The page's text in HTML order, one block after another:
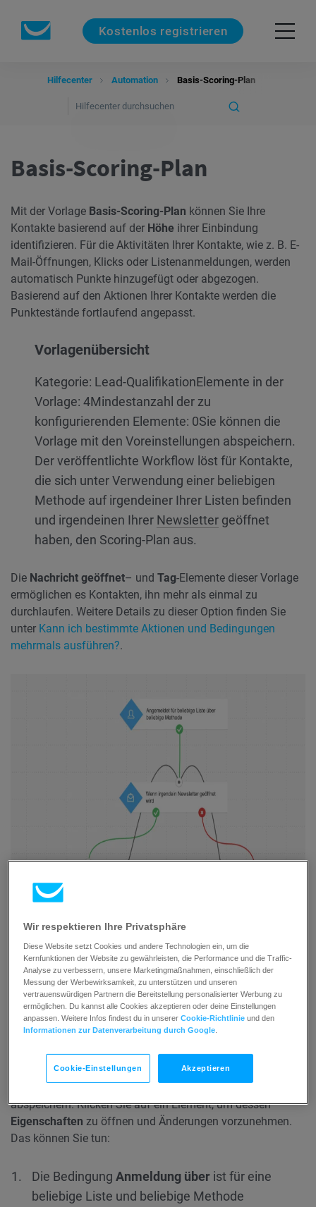
Kostenlos registrieren
Hilfecenter Automation Basis-Scoring-Plan
Basis-Scoring-Plan
Mit der Vorlage Basis-Scoring-Plan können Sie Ihre
Kontakte basierend auf der Höhe ihrer Einbindung
identifizieren. Für die Aktivitäten Ihrer Kontakte, wie z. B. E-
Mail-Öffnungen, Klicks oder Listenanmeldungen, werden
automatisch Punkte hinzugefügt oder abgezogen.
Basierend auf den Aktionen Ihrer Kontakte werden die
Punktestände fortlaufend angepasst.
Vorlagenübersicht
Kategorie: Lead-QualifikationElemente in der
Vorlage: 4Mindestanzahl der zu
konfigurierenden Elemente: 0Sie können die
Vorlage mit den Voreinstellungen abspeichern.
Der veröffentlichte Workflow löst für Kontakte,
die sich unter Verwendung einer beliebigen
Methode auf irgendeiner Ihrer Listen befinden
und irgendeinen Ihrer Newsletter geöffnet
haben, den Scoring-Plan aus.
Die Nachricht geöffnet– und Tag-Elemente dieser Vorlage
ermöglichen es Kontakten, ihn mehr als einmal zu
durchlaufen. Weitere Details zu dieser Option finden Sie
unter Kann ich bestimmte Aktionen und Bedingungen
mehrmals ausführen?.
Sie müssen die Elemente konfigurieren und die Vorlage als
Workflow veröffentlichen:
eine geplante Nachricht, die das Scoring-System
Sie können die Vorlage mit den Voreinstellungen
abspeichern. Klicken Sie auf ein Element, um dessen
Eigenschaften zu öffnen und Änderungen vorzunehmen.
Das können Sie tun:
Die Bedingung Anmeldung über ist für eine
beliebige Liste und beliebige Methode
Wir respektieren Ihre Privatsphäre
Diese Website setzt Cookies und andere Technologien ein, um die
Kernfunktionen der Website zu gewährleisten, die Performance und die Traffic-
Analyse zu verbessern, unsere Marketingmaßnahmen, einschließlich der
Messung der Werbewirksamkeit, zu unterstützen und unseren
vertrauenswürdigen Partnern die Bereitstellung personalisierter Werbung zu
ermöglichen. Du kannst alle Cookies akzeptieren oder deine Einstellungen
anpassen. Weitere Infos findest du in unsererCookie-Richtlinie und den
Informationen zur Datenverarbeitung durch Google
Cookie-Einstellungen Akzeptieren